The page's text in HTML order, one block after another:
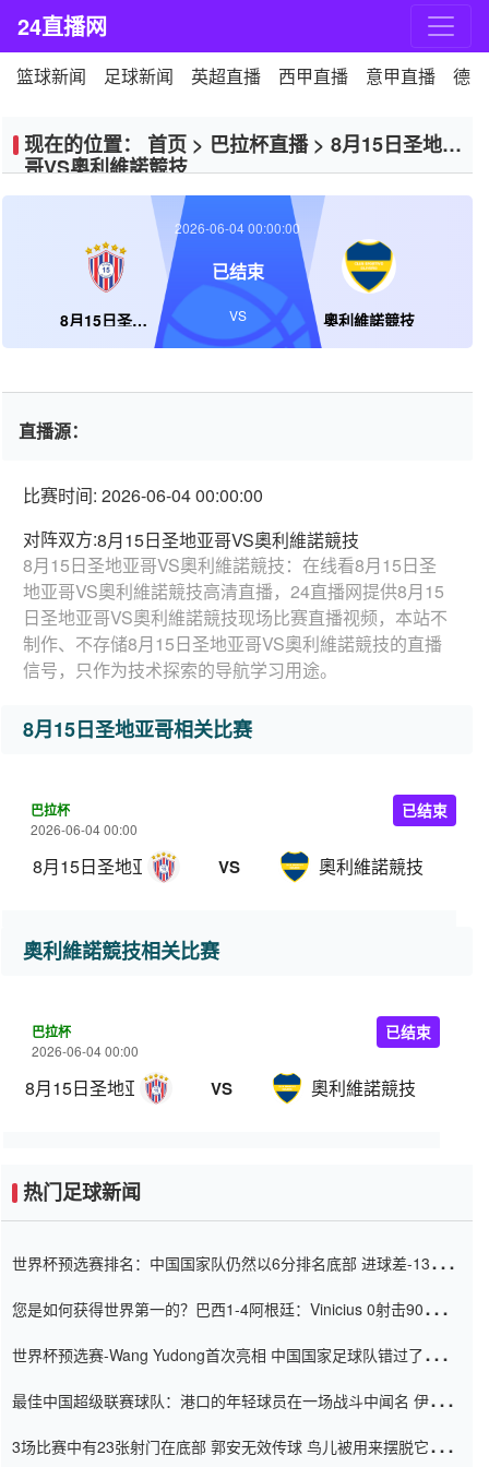
24直播网
篮球新闻 足球新闻 英超直播 西甲直播 意甲直播 德
现在的位置： 首页 > 巴拉杯直播> 8月15日圣地亚
哥VS奧利維諾競技
8月15日圣地亚哥 奧利維諾競技
2026-06-04 00:00:00
已结束
VS
直播源：
比赛时间: 2026-06-04 00:00:00
对阵双方:8月15日圣地亚哥VS奧利維諾競技
8月15日圣地亚哥VS奧利維諾競技：在线看8月15日圣
地亚哥VS奧利維諾競技高清直播，24直播网提供8月15
日圣地亚哥VS奧利維諾競技现场比赛直播视频，本站不
制作、不存储8月15日圣地亚哥VS奧利維諾競技的直播
信号，只作为技术探索的导航学习用途。
8月15日圣地亚哥相关比赛
巴拉杯
2026-06-04 00:00
8月15日圣地亚哥 VS 奧利維諾競技
已结束
奧利維諾競技相关比赛
巴拉杯
2026-06-04 00:00
8月15日圣地亚哥 VS 奧利維諾競技
已结束
热门足球新闻
世界杯预选赛排名：中国国家队仍然以6分排名底部 进球差-13令人
您是如何获得世界第一的？巴西1-4阿根廷：Vinicius 0射击90分钟
世界杯预选赛-Wang Yudong首次亮相 中国国家足球队错过了世界
最佳中国超级联赛球队：港口的年轻球员在一场战斗中闻名 伊万放
3场比赛中有23张射门在底部 郭安无效传球 鸟儿被用来摆脱它